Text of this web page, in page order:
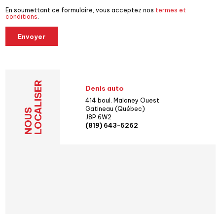
En soumettant ce formulaire, vous acceptez nos termes et
conditions.
Envoyer
NOUSLOCALISER Denis auto
414 boul. Maloney Ouest
Gatineau (Québec)
J8P 6W2
(819) 643-5262